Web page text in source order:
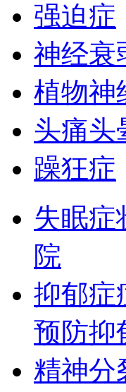
强迫症
神经衰
植物神
头痛头
躁狂症
失眠症
院
抑郁症
预防抑
精神分